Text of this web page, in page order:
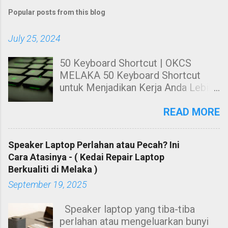
Popular posts from this blog
July 25, 2024
50 Keyboard Shortcut | OKCS
MELAKA 50 Keyboard Shortcut
untuk Menjadikan Kerja Anda Lebih
kepada anda tentang Keyboard
Menjadikan Kerja Anda Lebih Cekap
Membuat kerja dengan
menggunakan mouse sahaja sangat
leceh dan berasa kurang cekap
software. Contohnya, anda perlu
tekan butang kiri mouse untuk
READ MORE
Speaker Laptop Perlahan atau Pecah? Ini
Cara Atasinya - ( Kedai Repair Laptop
Berkualiti di Melaka )
September 19, 2025
Speaker laptop yang tiba-tiba
perlahan atau mengeluarkan bunyi